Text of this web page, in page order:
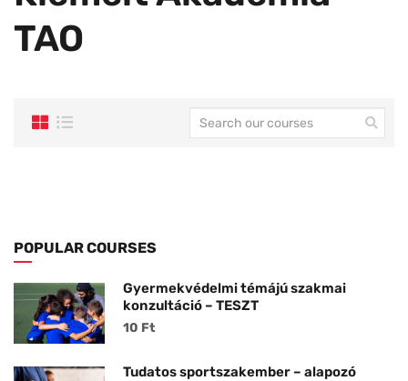
TAO
POPULAR COURSES
Gyermekvédelmi témájú szakmai
konzultáció – TESZT
10 Ft
Tudatos sportszakember – alapozó